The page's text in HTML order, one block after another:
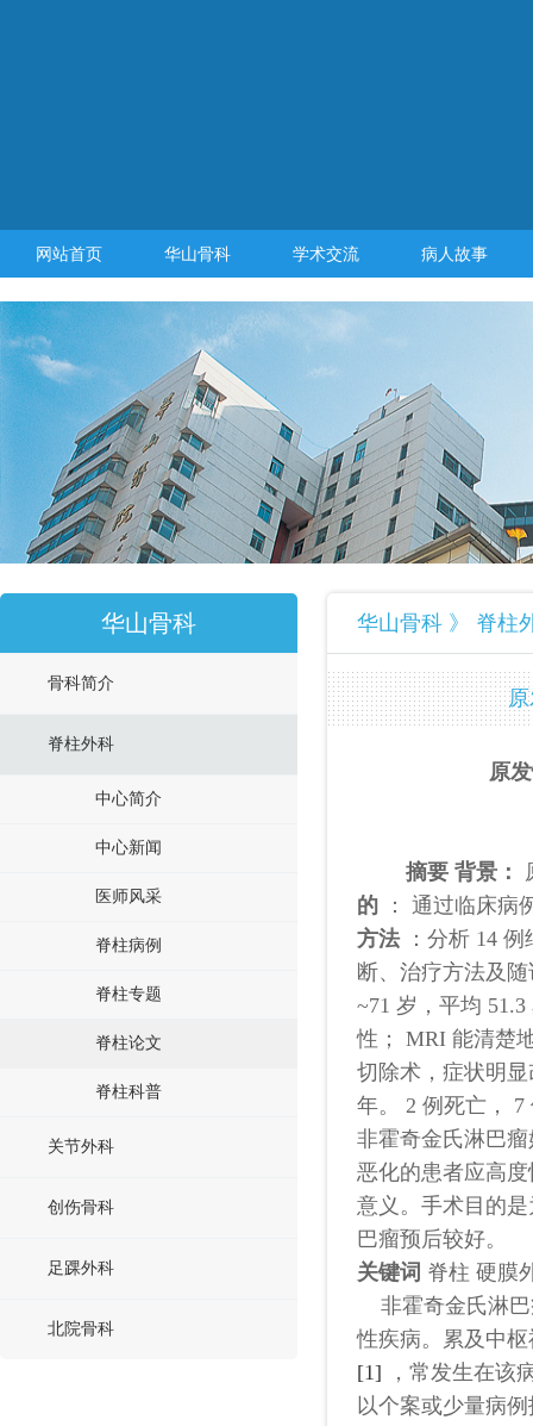
网站首页 华山骨科 学术交流 病人故事
华山骨科
骨科简介
脊柱外科
中心简介
中心新闻
医师风采
脊柱病例
脊柱专题
脊柱论文
脊柱科普
关节外科
创伤骨科
足踝外科
北院骨科
华山骨科 》 脊柱
原
摘要 背景：
的
： 通过临床
方法 ：分析 14
断、治疗方法及
~71 岁，平均
性； MRI 能清楚
切除术，症状明
年。 2 例死亡，
非霍奇金氏淋巴
恶化的患者应高
意义。手术目的
巴瘤预后较好。
关键词 脊柱 硬膜
非霍奇金氏淋巴
性疾病。累及中
[1]
，常发生在该
以个案或少量病